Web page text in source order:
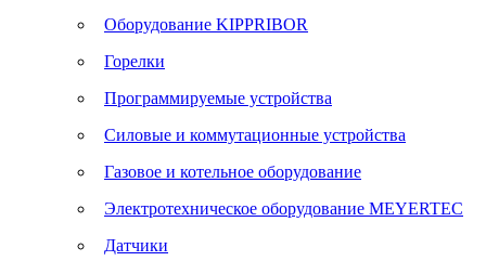
Оборудование KIPPRIBOR
Горелки
Программируемые устройства
Силовые и коммутационные устройства
Газовое и котельное оборудование
Электротехническое оборудование MEYERTEC
Датчики